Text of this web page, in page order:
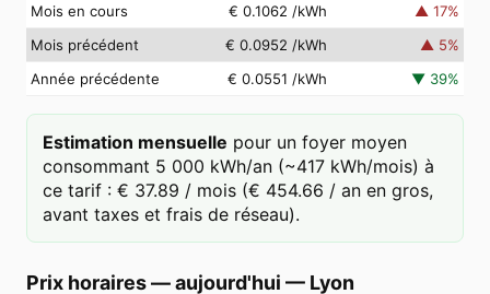
Mois en cours
€ 0.1062 /kWh ▲ 17%
Mois précédent
€ 0.0952 /kWh ▲ 5%
Année précédente
€ 0.0551 /kWh ▼ 39%
Estimation mensuelle pour un foyer moyen
consommant 5 000 kWh/an (~417 kWh/mois) à
ce tarif : € 37.89 / mois (€ 454.66 / an en gros,
avant taxes et frais de réseau).
Prix horaires — aujourd'hui — Lyon